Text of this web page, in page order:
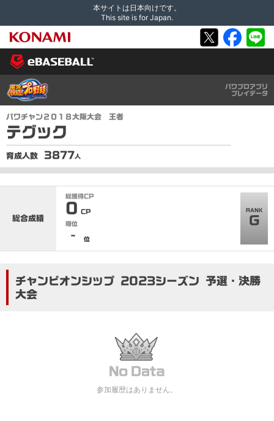
本サイトは日本向けです。
This site is for Japan.
パワプロアプリ
プレイデータ
パワチャン２０１８大阪大会 王者
テグック
育成人数 3877 人
総合成績
総獲得CP
0 CP
順位
‐ 位
RANK
G
チャンピオンシップ 2023シーズン 予選・決勝
大会
参加履歴はありません。